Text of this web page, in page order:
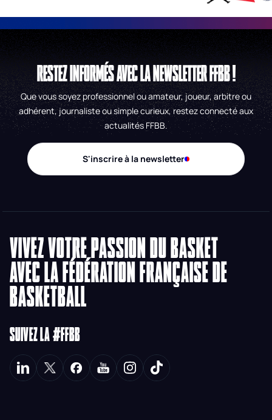
RESTEZ INFORMÉS AVEC LA NEWSLETTER FFBB !
Que vous soyez professionnel ou amateur, joueur, arbitre ou
adhérent, journaliste ou simple curieux, restez connecté aux
actualités FFBB.
S'inscrire à la newsletter
VIVEZ VOTRE PASSION DU BASKET
AVEC LA FÉDÉRATION FRANÇAISE DE
BASKETBALL
SUIVEZ LA #FFBB